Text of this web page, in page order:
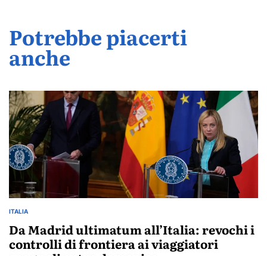
Potrebbe piacerti
anche
POSTED
ITALIA
Da Madrid ultimatum all’Italia: revochi i
controlli di frontiera ai viaggiatori